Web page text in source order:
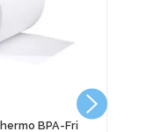
BPA-Fri